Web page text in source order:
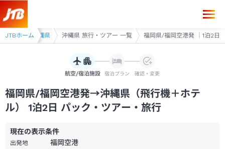
JTBホーム
ツアー 沖縄県 沖縄県 旅行・ツアー 一覧 福岡県/福岡空港発 ｜1泊2日
航空/宿泊施設 宿泊プラン 確認・変更
福岡県/福岡空港発→沖縄県（飛行機＋ホテ
ル） 1泊2日 パック・ツアー・旅行
現在の表示条件
出発地 福岡空港